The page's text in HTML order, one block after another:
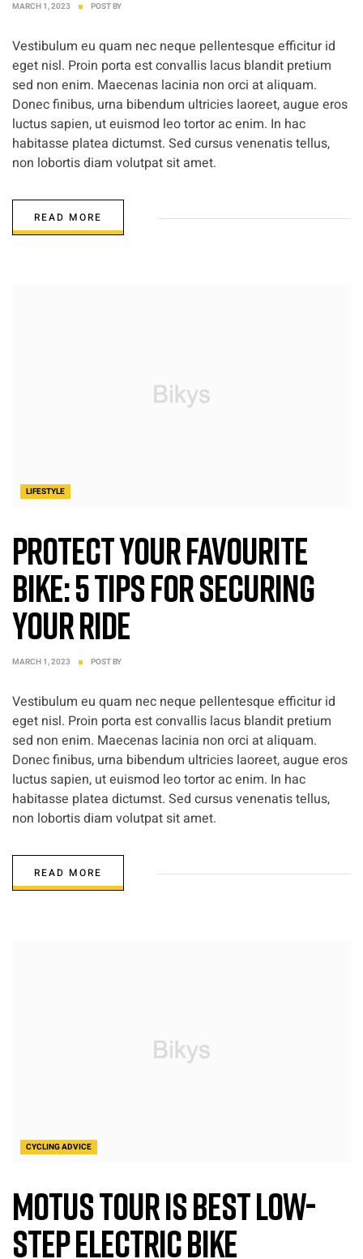
MARCH 1, 2023 POST BY
Vestibulum eu quam nec neque pellentesque efficitur id
eget nisl. Proin porta est convallis lacus blandit pretium
sed non enim. Maecenas lacinia non orci at aliquam.
Donec finibus, urna bibendum ultricies laoreet, augue eros
luctus sapien, ut euismod leo tortor ac enim. In hac
habitasse platea dictumst. Sed cursus venenatis tellus,
non lobortis diam volutpat sit amet.
READ MORE
LIFESTYLE
Protect Your favourite
bike: 5 Tips for Securing
Your Ride
MARCH 1, 2023 POST BY
Vestibulum eu quam nec neque pellentesque efficitur id
eget nisl. Proin porta est convallis lacus blandit pretium
sed non enim. Maecenas lacinia non orci at aliquam.
Donec finibus, urna bibendum ultricies laoreet, augue eros
luctus sapien, ut euismod leo tortor ac enim. In hac
habitasse platea dictumst. Sed cursus venenatis tellus,
non lobortis diam volutpat sit amet.
READ MORE
CYCLING ADVICE
Motus Tour is Best Low-
Step Electric Bike